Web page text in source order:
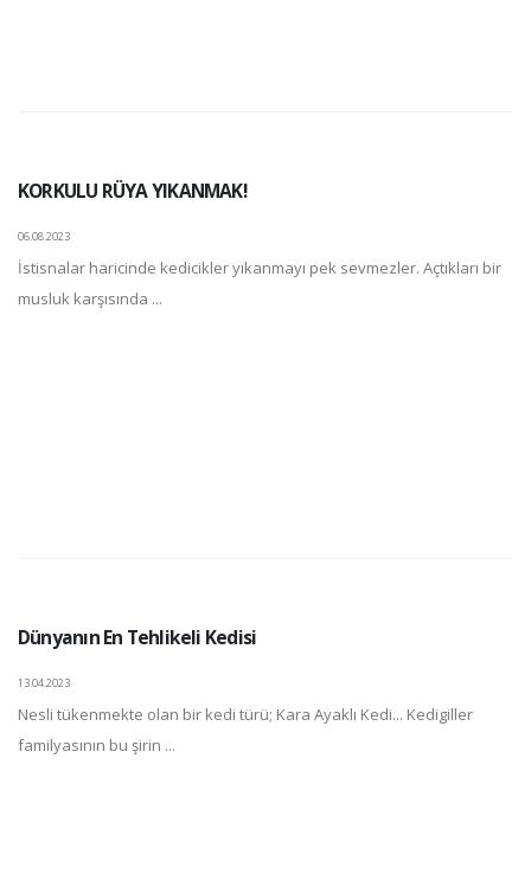
KORKULU RÜYA YIKANMAK!
06.08.2023
İstisnalar haricinde kedicikler yıkanmayı pek sevmezler. Açtıkları bir
musluk karşısında ...
Dünyanın En Tehlikeli Kedisi
13.04.2023
Nesli tükenmekte olan bir kedi türü; Kara Ayaklı Kedi... Kedigiller
familyasının bu şirin ...